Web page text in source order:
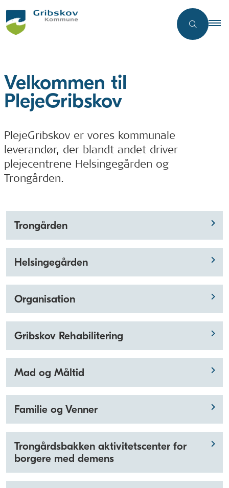
Velkommen til
PlejeGribskov
PlejeGribskov er vores kommunale
leverandør, der blandt andet driver
plejecentrene Helsingegården og
Trongården.
Trongården
Helsingegården
Organisation
Gribskov Rehabilitering
Mad og Måltid
Familie og Venner
Trongårdsbakken aktivitetscenter for
borgere med demens